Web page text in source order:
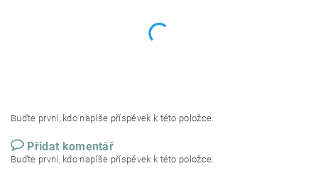
Buďte první, kdo napíše příspěvek k této položce.
Přidat komentář
Buďte první, kdo napíše příspěvek k této položce.